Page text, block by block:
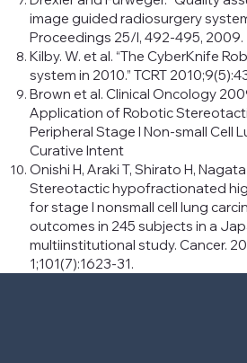
image guided radiosurgery
Proceedings 25/I, 492-495, 2009.
Kilby. W. et al. “The CyberKnife
system in 2010.” TCRT
Brown et al. Clinical Oncology
Application of Robotic
Peripheral Stage I Non-small Cell
Curative Intent
Onishi H, Araki T, Shirato H, Nagata
Stereotactic hypofractionated
for stage I nonsmall cell lung
outcomes in 245 subjects in a
multiinstitutional study. Cancer.
1;101(7):1623-31.